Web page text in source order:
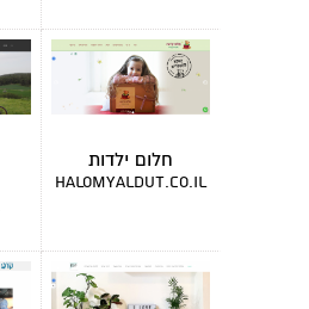
חלום ילדות
halomyaldut.co.il